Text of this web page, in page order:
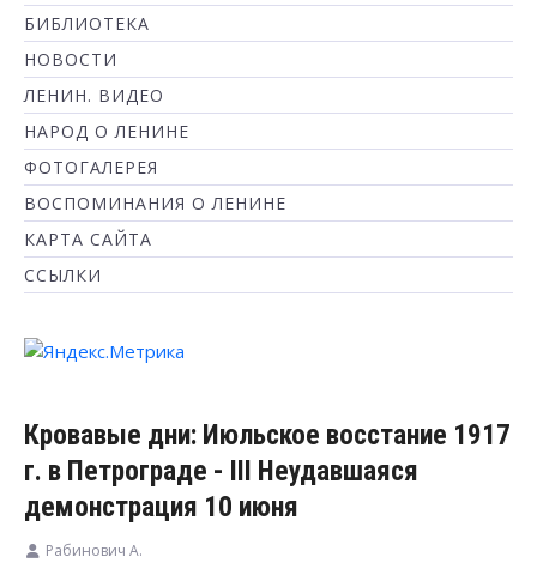
БИБЛИОТЕКА
НОВОСТИ
ЛЕНИН. ВИДЕО
НАРОД О ЛЕНИНЕ
ФОТОГАЛЕРЕЯ
ВОСПОМИНАНИЯ О ЛЕНИНЕ
КАРТА САЙТА
ССЫЛКИ
Кровавые дни: Июльское восстание 1917
г. в Петрограде - III Неудавшаяся
демонстрация 10 июня
Рабинович А.